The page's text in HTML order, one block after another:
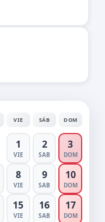
VIE SÁB DOM
1
VIE
2
SAB
3
DOM
8
VIE
9
SAB
10
DOM
15
VIE
16
SAB
17
DOM